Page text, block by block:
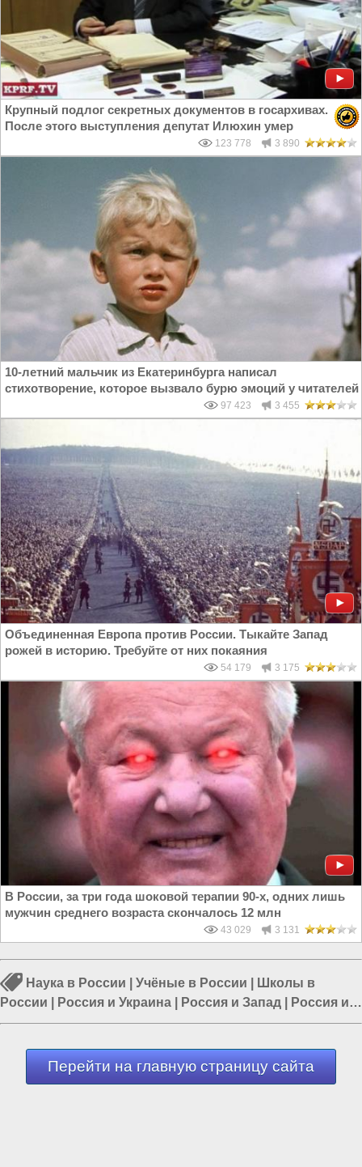
Крупный подлог секретных документов в госархивах.
После этого выступления депутат Илюхин умер
123 778 3 890
10-летний мальчик из Екатеринбурга написал
стихотворение, которое вызвало бурю эмоций у читателей
97 423 3 455
Объединенная Европа против России. Тыкайте Запад
рожей в историю. Требуйте от них покаяния
54 179 3 175
В России, за три года шоковой терапии 90-х, одних лишь
мужчин среднего возраста скончалось 12 млн
43 029 3 131
Наука в России Учёные в России
Школы в
России
Россия и Украина Россия и Запад
Россия и
Евразия|Политика в России
Перейти на главную страницу сайта